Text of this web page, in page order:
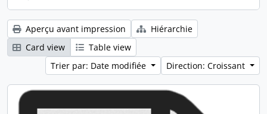
Aperçu avant impression
Hiérarchie
Card view
Table view
Trier par: Date modifiée
Direction: Croissant